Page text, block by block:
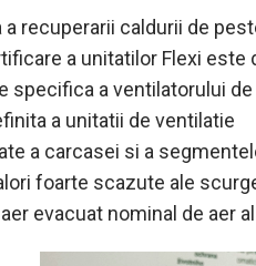
recuperarii caldurii de
a unitatilor Flexi este
specifica a ventilatorului
a unitatii de ventilatie
a carcasei si a
foarte scazute ale
evacuat nominal de aer